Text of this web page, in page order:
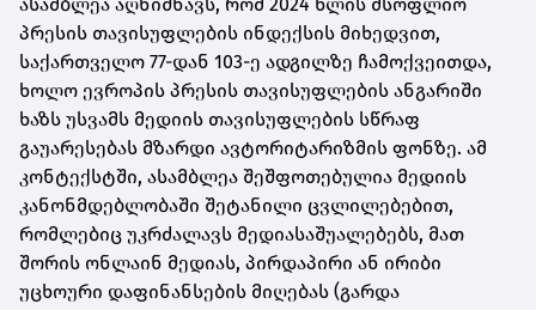
პრესის თავისუფლების ინდექსის მიხედვით,
საქართველო 77-დან 103-ე ადგილზე ჩამოქვეითდა,
ხოლო ევროპის პრესის თავისუფლების ანგარიში
ხაზს უსვამს მედიის თავისუფლების სწრაფ
გაუარესებას მზარდი ავტორიტარიზმის ფონზე. ამ
კონტექსტში, ასამბლეა შეშფოთებულია მედიის
კანონმდებლობაში შეტანილი ცვლილებებით,
რომლებიც უკრძალავს მედიასაშუალებებს, მათ
შორის ონლაინ მედიას, პირდაპირი ან ირიბი
უცხოური დაფინანსების მიღებას (გარდა